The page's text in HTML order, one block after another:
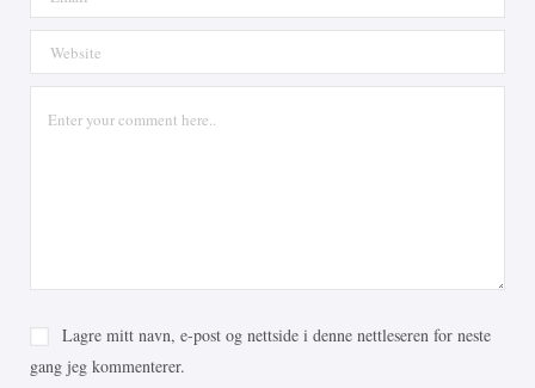
Lagre mitt navn, e-post og nettside i denne nettleseren for neste
gang jeg kommenterer.